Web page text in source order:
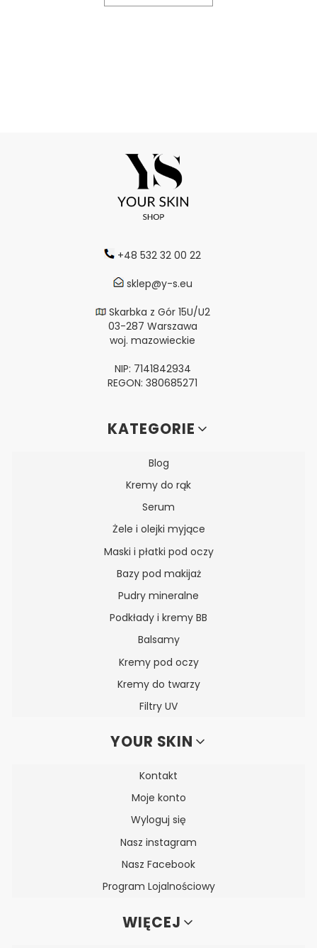
+48 532 32 00 22
sklep@y-s.eu
Skarbka z Gór 15U/U2
03-287 Warszawa
woj. mazowieckie
NIP: 7141842934
REGON: 380685271
Linki w stopceKATEGORIE
Blog
Kremy do rąk
Serum
Żele i olejki myjące
Maski i płatki pod oczy
Bazy pod makijaż
Pudry mineralne
Podkłady i kremy BB
Balsamy
Kremy pod oczy
Kremy do twarzy
Filtry UV
YOUR SKIN
Kontakt
Moje konto
Wyloguj się
Nasz instagram
Nasz Facebook
Program Lojalnościowy
WIĘCEJ